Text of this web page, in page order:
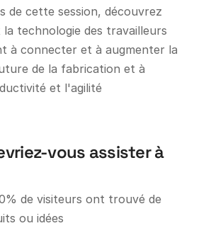
de cette session, découvrez
technologie des travailleurs
à connecter et à augmenter la
de la fabrication et à
et l'agilité
vous assister à
de visiteurs ont trouvé de
ou idées